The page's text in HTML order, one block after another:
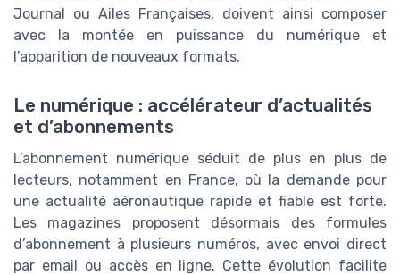
Journal ou Ailes Françaises, doivent ainsi composer
avec la montée en puissance du numérique et
l’apparition de nouveaux formats.
Le numérique : accélérateur d’actualités
et d’abonnements
L’abonnement numérique séduit de plus en plus de
lecteurs, notamment en France, où la demande pour
une actualité aéronautique rapide et fiable est forte.
Les magazines proposent désormais des formules
d’abonnement à plusieurs numéros, avec envoi direct
par email ou accès en ligne. Cette évolution facilite